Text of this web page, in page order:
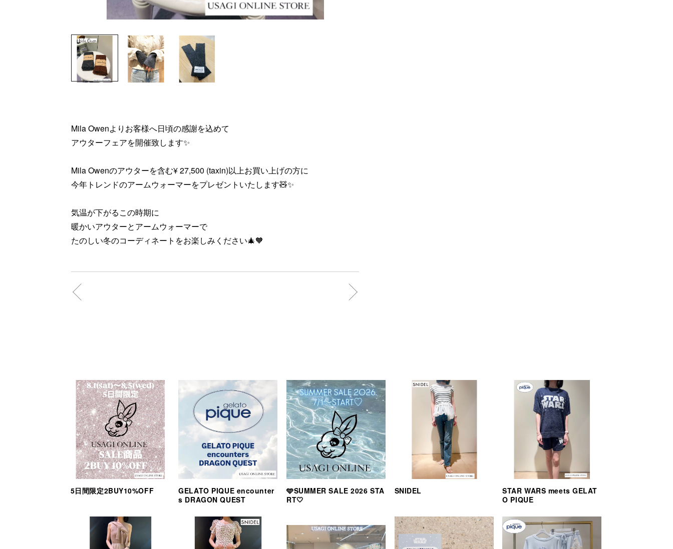
Mila Owenよりお客様へ日頃の感謝を込めて
アウターフェアを開催致します✨
Mila Owenのアウターを含む¥ 27,500 (taxin)以上お買い上げの方に
今年トレンドのアームウォーマーをプレゼントいたします🧸✨
気温が下がるこの時期に
暖かいアウターとアームウォーマーで
たのしい冬のコーディネートをお楽しみください🎄🧡
5日間限定2BUY10%OFF
GELATO PIQUE encounter
s DRAGON QUEST
🩵SUMMER SALE 2026 STA
RT🤍
SNIDEL
STAR WARS meets GELAT
O PIQUE